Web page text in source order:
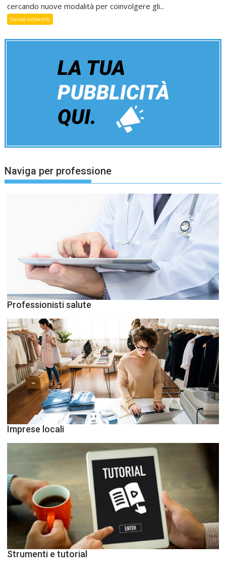
cercando nuove modalità per coinvolgere gli...
Social network
Naviga per professione
Professionisti salute
Imprese locali
Strumenti e tutorial